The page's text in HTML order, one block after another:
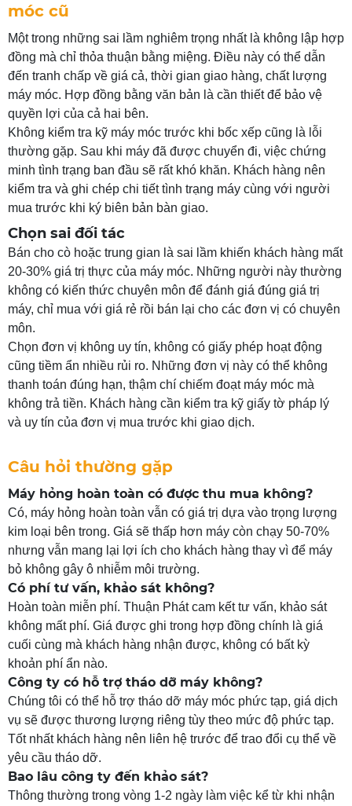
móc cũ
Một trong những sai lầm nghiêm trọng nhất là không lập hợp
đồng mà chỉ thỏa thuận bằng miệng. Điều này có thể dẫn
đến tranh chấp về giá cả, thời gian giao hàng, chất lượng
máy móc. Hợp đồng bằng văn bản là cần thiết để bảo vệ
quyền lợi của cả hai bên.
Không kiểm tra kỹ máy móc trước khi bốc xếp cũng là lỗi
thường gặp. Sau khi máy đã được chuyển đi, việc chứng
minh tình trạng ban đầu sẽ rất khó khăn. Khách hàng nên
kiểm tra và ghi chép chi tiết tình trạng máy cùng với người
mua trước khi ký biên bản bàn giao.
Chọn sai đối tác
Bán cho cò hoặc trung gian là sai lầm khiến khách hàng mất
20-30% giá trị thực của máy móc. Những người này thường
không có kiến thức chuyên môn để đánh giá đúng giá trị
máy, chỉ mua với giá rẻ rồi bán lại cho các đơn vị có chuyên
môn.
Chọn đơn vị không uy tín, không có giấy phép hoạt động
cũng tiềm ẩn nhiều rủi ro. Những đơn vị này có thể không
thanh toán đúng hạn, thậm chí chiếm đoạt máy móc mà
không trả tiền. Khách hàng cần kiểm tra kỹ giấy tờ pháp lý
và uy tín của đơn vị mua trước khi giao dịch.
Câu hỏi thường gặp
Máy hỏng hoàn toàn có được thu mua không?
Có, máy hỏng hoàn toàn vẫn có giá trị dựa vào trọng lượng
kim loại bên trong. Giá sẽ thấp hơn máy còn chạy 50-70%
nhưng vẫn mang lại lợi ích cho khách hàng thay vì để máy
bỏ không gây ô nhiễm môi trường.
Có phí tư vấn, khảo sát không?
Hoàn toàn miễn phí. Thuận Phát cam kết tư vấn, khảo sát
không mất phí. Giá được ghi trong hợp đồng chính là giá
cuối cùng mà khách hàng nhận được, không có bất kỳ
khoản phí ẩn nào.
Công ty có hỗ trợ tháo dỡ máy không?
Chúng tôi có thể hỗ trợ tháo dỡ máy móc phức tạp, giá dịch
vụ sẽ được thương lượng riêng tùy theo mức độ phức tạp.
Tốt nhất khách hàng nên liên hệ trước để trao đổi cụ thể về
yêu cầu tháo dỡ.
Bao lâu công ty đến khảo sát?
Thông thường trong vòng 1-2 ngày làm việc kể từ khi nhận